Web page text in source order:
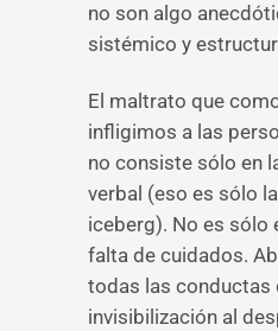
no son algo
sistémico y
El maltrato que
infligimos a las
no consiste sólo en
verbal (eso es sólo
iceberg). No es sólo
falta de cuidados.
todas las conductas
invisibilización al